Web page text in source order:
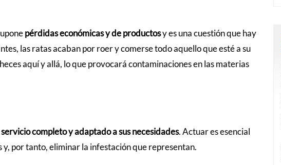
pérdidas económicas y de productosy es una cuestión que hay
las ratas acaban por roer y comerse todo aquello que esté a su
aquí y allá, lo que provocará contaminaciones en las materias
servicio completo y adaptado a sus necesidades. Actuar es esencial
por tanto, eliminar la infestación que representan.